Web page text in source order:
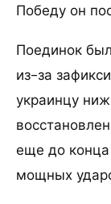
Победу он
Поединок
из-за
украинцу
еще до
мощных